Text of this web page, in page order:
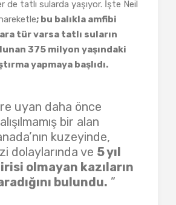
de tatlı sularda yaşıyor. İşte Neil
; bu balıkla amfibi
tür varsa tatlı suların
375 milyon yaşındaki
yapmaya başlıdı.
uyan daha önce
bir alan
kuzeyinde,
dolaylarında ve 5 yıl
olmayan kazıların
bulundu. ”